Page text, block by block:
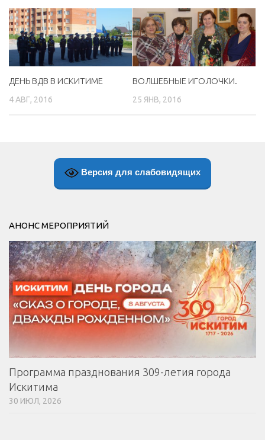
ДЕНЬ ВДВ В ИСКИТИМЕ
4 АВГ, 2016
ВОЛШЕБНЫЕ ИГОЛОЧКИ.
25 ЯНВ, 2016
Версия для слабовидящих
АНОНС МЕРОПРИЯТИЙ
Программа празднования 309-летия города
Искитима
30 ИЮЛ, 2026